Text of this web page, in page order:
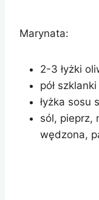
Marynata:
2-3 łyżki
pół
łyżka sosu
sól, pieprz,
wędzona,